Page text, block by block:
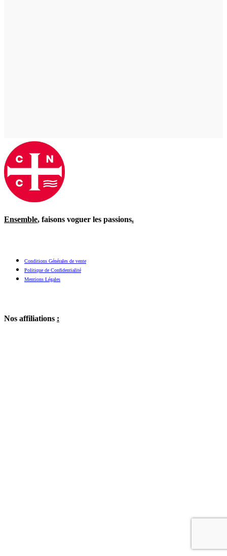
Ensemble, faisons voguer les passions.
Conditions Générales de vente
Politique de Confidentialité
Mentions Légales
Nos affiliations :